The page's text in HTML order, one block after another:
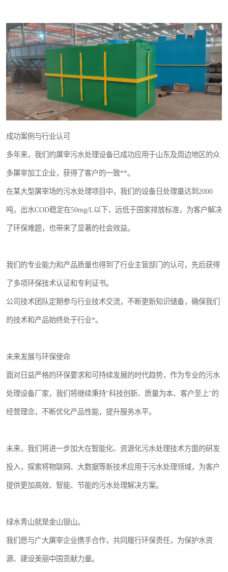
成功案例与行业认可
多年来，我们的屠宰污水处理设备已成功应用于山东及周边地区的众
多屠宰加工企业，获得了客户的一致**。
在某大型屠宰场的污水处理项目中，我们的设备日处理量达到2000
吨，出水COD稳定在50mg/L以下，远低于国家排放标准，为客户解决
了环保难题，也带来了显著的社会效益。
我们的专业能力和产品质量也得到了行业主管部门的认可，先后获得
了多项环保技术认证和专利证书。
公司技术团队定期参与行业技术交流，不断更新知识储备，确保我们
的技术和产品始终处于行业*。
未来发展与环保使命
面对日益严格的环保要求和可持续发展的时代趋势，作为专业的污水
处理设备厂家，我们将继续秉持"科技创新、质量为本、客户至上"的
经营理念，不断优化产品性能，提升服务水平。
未来，我们将进一步加大在智能化、资源化污水处理技术方面的研发
投入，探索将物联网、大数据等新技术应用于污水处理领域，为客户
提供更加高效、智能、节能的污水处理解决方案。
绿水青山就是金山银山。
我们愿与广大屠宰企业携手合作，共同履行环保责任，为保护水资
源、建设美丽中国贡献力量。